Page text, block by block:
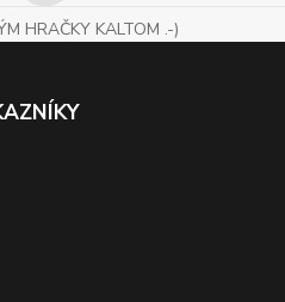
HRAČKY KALTOM .-)